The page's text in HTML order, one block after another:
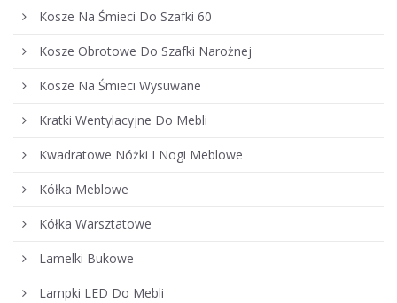
Kosze Na Śmieci Do Szafki 60
Kosze Obrotowe Do Szafki Narożnej
Kosze Na Śmieci Wysuwane
Kratki Wentylacyjne Do Mebli
Kwadratowe Nóżki I Nogi Meblowe
Kółka Meblowe
Kółka Warsztatowe
Lamelki Bukowe
Lampki LED Do Mebli